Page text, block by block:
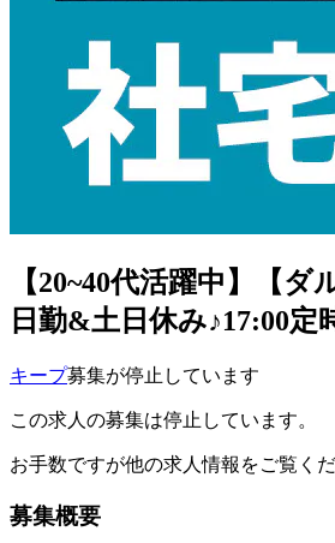
【20~40代活躍中】【
日勤&土日休み♪17:00
キープ募集が停止しています
この求人の募集は停止しています。
お手数ですが他の求人情報をご覧くだ
募集概要